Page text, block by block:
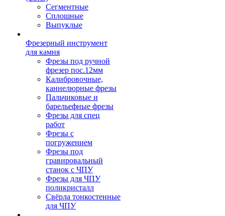
Сегментные
Сплошные
Выпуклые
Фрезерный инструмент
для камня
Фрезы под ручной
фрезер пос.12мм
Калибровочные,
каннелюрные фрезы
Пальчиковые и
барельефные фрезы
Фрезы для спец
работ
Фрезы с
погружением
Фрезы под
гравировальный
станок с ЧПУ
Фрезы для ЧПУ
поликристалл
Свёрла тонкостенные
для ЧПУ